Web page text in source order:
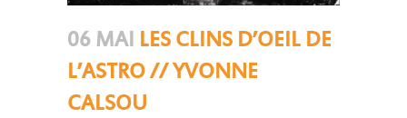
06 MAI LES CLINS D’OEIL DE
L’ASTRO // YVONNE
CALSOU